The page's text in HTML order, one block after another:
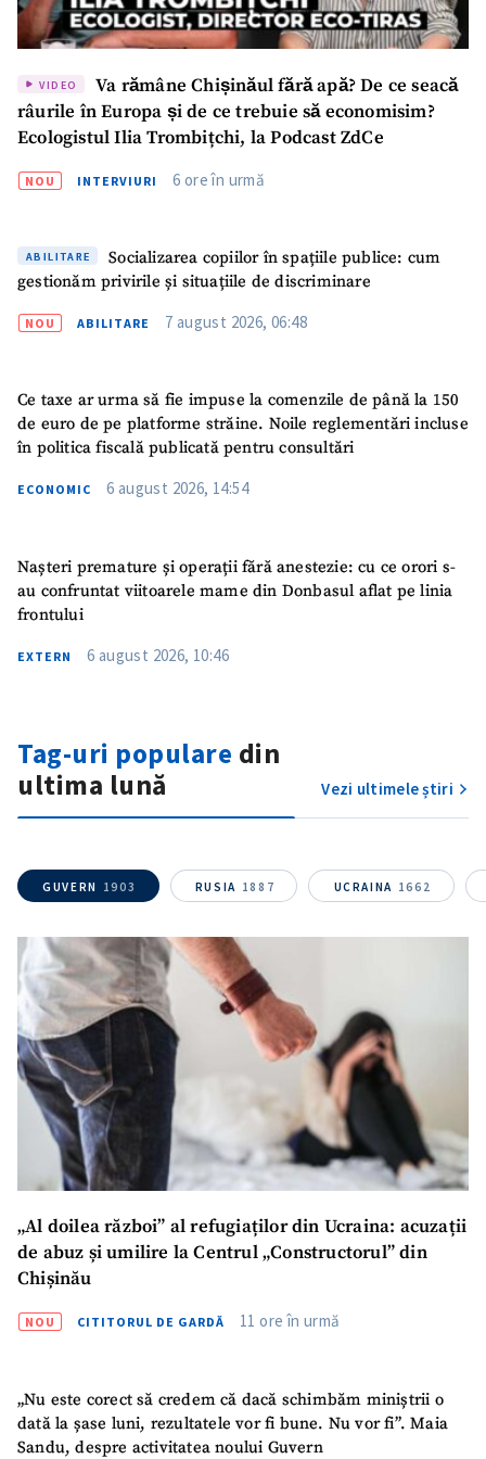
VIDEO
Va rămâne Chișinăul fără apă? De ce seacă
râurile în Europa și de ce trebuie să economisim?
Ecologistul Ilia Trombițchi, la Podcast ZdCe
NOU INTERVIURI 6 ore în urmă
ABILITARE
Socializarea copiilor în spațiile publice: cum
gestionăm privirile și situațiile de discriminare
NOU ABILITARE 7 august 2026, 06:48
Ce taxe ar urma să fie impuse la comenzile de până la 150
de euro de pe platforme străine. Noile reglementări incluse
în politica fiscală publicată pentru consultări
ECONOMIC 6 august 2026, 14:54
Nașteri premature și operații fără anestezie: cu ce orori s-
au confruntat viitoarele mame din Donbasul aflat pe linia
frontului
EXTERN 6 august 2026, 10:46
Tag-uri populare din
ultima lună
Vezi ultimele știri
GUVERN 1903 RUSIA 1887 UCRAINA 1662
„Al doilea război” al refugiaților din Ucraina: acuzații
de abuz și umilire la Centrul „Constructorul” din
Chișinău
NOU CITITORUL DE GARDĂ 11 ore în urmă
„Nu este corect să credem că dacă schimbăm miniștrii o
dată la șase luni, rezultatele vor fi bune. Nu vor fi”. Maia
Sandu, despre activitatea noului Guvern